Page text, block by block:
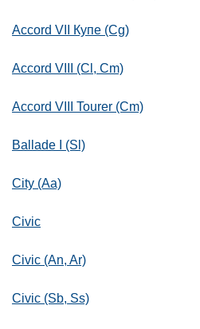
Accord VII Купе (Cg)
Accord VIII (Cl, Cm)
Accord VIII Tourer (Cm)
Ballade I (Sl)
City (Aa)
Civic
Civic (An, Ar)
Civic (Sb, Ss)